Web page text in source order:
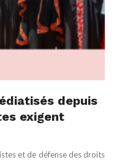
depuis
exigent
et de défense des droits